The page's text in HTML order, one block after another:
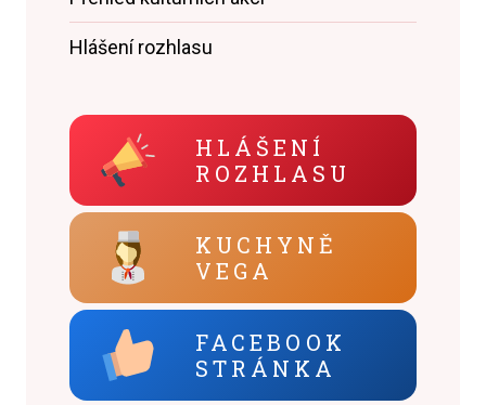
Hlášení rozhlasu
HLÁŠENÍ
ROZHLASU
KUCHYNĚ
VEGA
FACEBOOK
STRÁNKA